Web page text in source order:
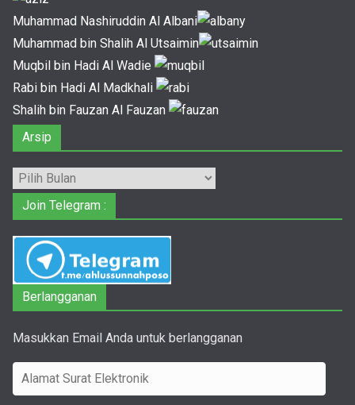
Muhammad Nashiruddin Al Albani
Muhammad bin Shalih Al Utsaimin
Muqbil bin Hadi Al Wadie
Rabi bin Hadi Al Madkhali
Shalih bin Fauzan Al Fauzan
Arsip
Arsip
Join Telegram :
Berlangganan
Masukkan Email Anda untuk berlangganan
l